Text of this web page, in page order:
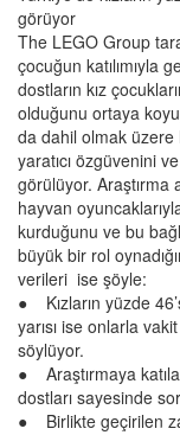
görüyor
The LEGO Group
çocuğun katılımıyla
dostların kız
olduğunu ortaya
da dahil olmak üzere
yaratıcı özgüvenini
görülüyor. Araştırma
hayvan
kurduğunu ve bu
büyük bir rol
verileri ise şöyle:
● Kızların yüzde
yarısı ise onlarla
söylüyor.
● Araştırmaya
dostları sayesinde
● Birlikte geçirilen